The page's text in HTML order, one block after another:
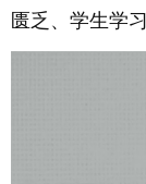
匮乏、学生学